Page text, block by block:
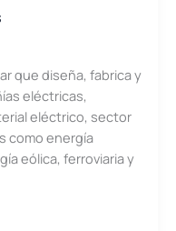
que diseña, fabrica y
eléctricas,
eléctrico, sector
como energía
eólica, ferroviaria y